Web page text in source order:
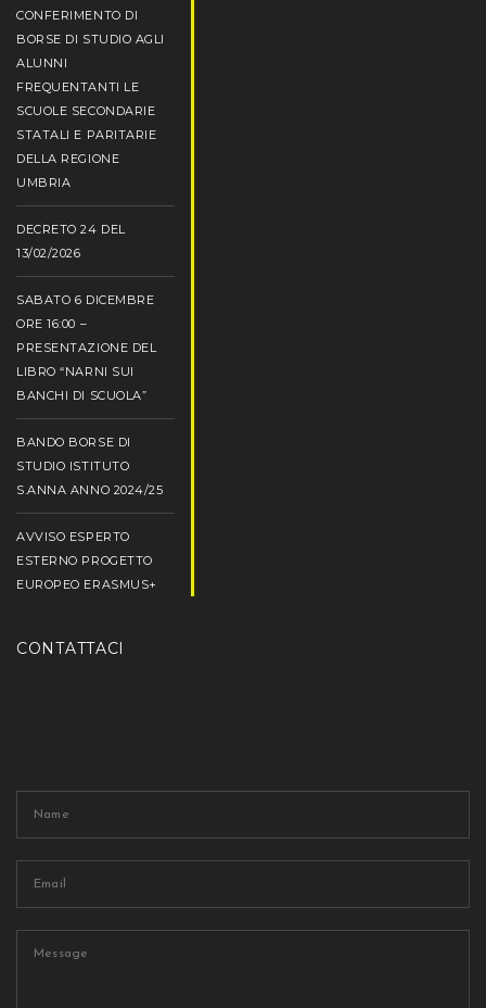
CONFERIMENTO DI
BORSE DI STUDIO AGLI
ALUNNI
FREQUENTANTI LE
SCUOLE SECONDARIE
STATALI E PARITARIE
DELLA REGIONE
UMBRIA
DECRETO 24 DEL
13/02/2026
SABATO 6 DICEMBRE
ORE 16:00 –
PRESENTAZIONE DEL
LIBRO “NARNI SUI
BANCHI DI SCUOLA”
BANDO BORSE DI
STUDIO ISTITUTO
S.ANNA ANNO 2024/25
AVVISO ESPERTO
ESTERNO PROGETTO
EUROPEO ERASMUS+
CONTATTACI